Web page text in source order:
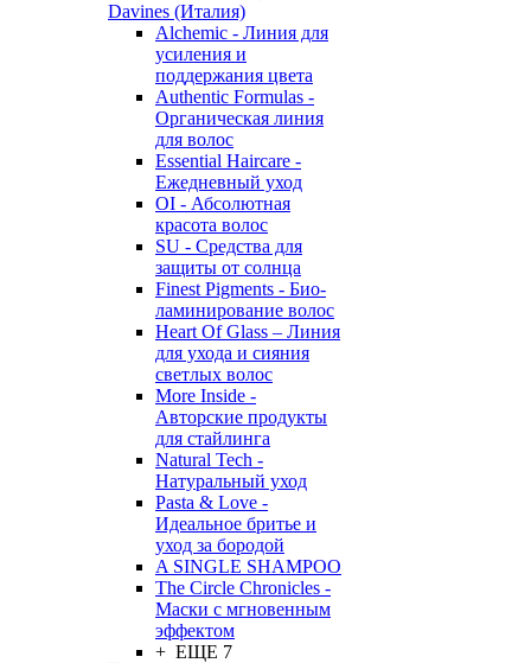
Davines (Италия)
Alchemic - Линия для
усиления и
поддержания цвета
Authentic Formulas -
Органическая линия
для волос
Essential Haircare -
Eжедневный уход
OI - Абсолютная
красота волос
SU - Средства для
защиты от солнца
Finest Pigments - Био-
ламинирование волос
Heart Of Glass – Линия
для ухода и сияния
светлых волос
More Inside -
Авторские продукты
для стайлинга
Natural Tech -
Натуральный уход
Pasta & Love -
Идеальное бритье и
уход за бородой
A SINGLE SHAMPOO
The Circle Chronicles -
Маски с мгновенным
эффектом
+ ЕЩЕ 7